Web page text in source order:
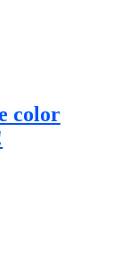
color